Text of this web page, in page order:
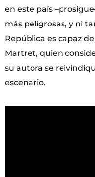
en este país
más peligrosas, y ni
República es capaz
Martret, quien
su autora se
escenario.